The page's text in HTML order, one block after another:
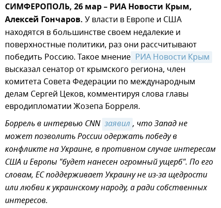
СИМФЕРОПОЛЬ, 26 мар – РИА Новости Крым,
Алексей Гончаров. У власти в Европе и США
находятся в большинстве своем недалекие и
поверхностные политики, раз они рассчитывают
победить Россию. Такое мнение РИА Новости Крым
высказал сенатор от крымского региона, член
комитета Совета Федерации по международным
делам Сергей Цеков, комментируя слова главы
евродипломатии Жозепа Борреля.
Боррель в интервью CNN заявил , что Запад не
может позволить России одержать победу в
конфликте на Украине, в противном случае интересам
США и Европы "будет нанесен огромный ущерб". По его
словам, ЕС поддерживает Украину не из-за щедрости
или любви к украинскому народу, а ради собственных
интересов.